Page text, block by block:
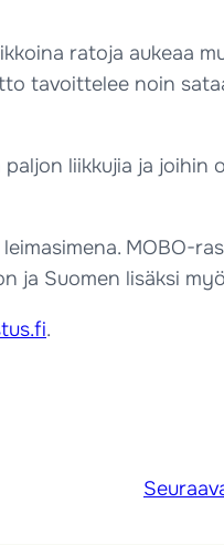
ratoja aukeaa
tavoittelee noin
liikkujia ja joihin
MOBO-
Suomen lisäksi
.